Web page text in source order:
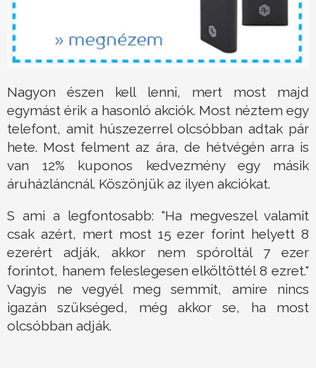
Nagyon észen kell lenni, mert most majd
egymást érik a hasonló akciók. Most néztem egy
telefont, amit húszezerrel olcsóbban adtak pár
hete. Most felment az ára, de hétvégén arra is
van 12% kuponos kedvezmény egy másik
áruházláncnál. Köszönjük az ilyen akciókat.
S ami a legfontosabb: "Ha megveszel valamit
csak azért, mert most 15 ezer forint helyett 8
ezerért adják, akkor nem spóroltál 7 ezer
forintot, hanem feleslegesen elköltöttél 8 ezret."
Vagyis ne vegyél meg semmit, amire nincs
igazán szükséged, még akkor se, ha most
olcsóbban adják.